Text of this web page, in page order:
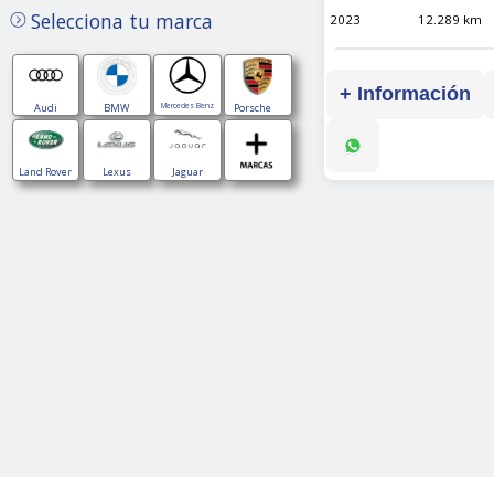
2023
12.289 km
+ Información
Selecciona tu marca
Audi BMW Mercedes Benz Porsche
Land Rover Lexus Jaguar